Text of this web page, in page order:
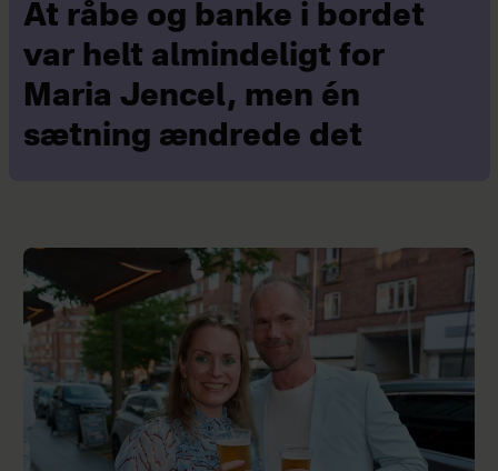
At råbe og banke i bordet
var helt almindeligt for
Maria Jencel, men én
sætning ændrede det